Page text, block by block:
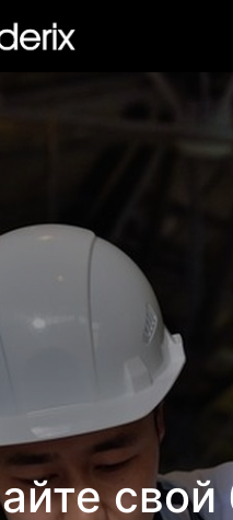
свой